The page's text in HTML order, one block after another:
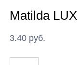
Matilda LUX
3.40 pуб.